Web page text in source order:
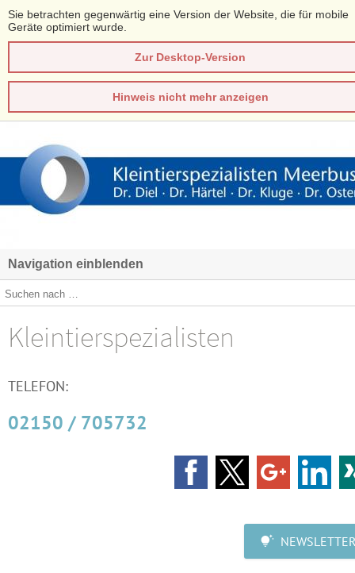
Sie betrachten gegenwärtig eine Version der Website, die für mobile
Geräte optimiert wurde.
Zur Desktop-Version
Hinweis nicht mehr anzeigen
Navigation einblenden
Kleintierspezialisten
TELEFON:
02150 / 705732